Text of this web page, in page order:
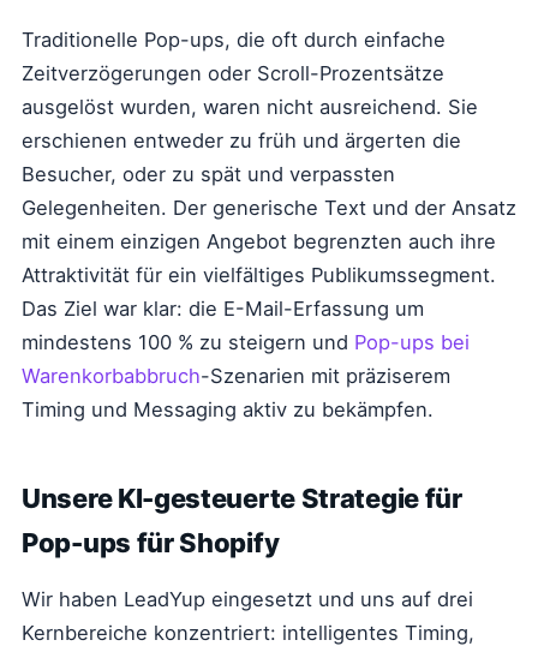
Traditionelle Pop-ups, die oft durch einfache
Zeitverzögerungen oder Scroll-Prozentsätze
ausgelöst wurden, waren nicht ausreichend. Sie
erschienen entweder zu früh und ärgerten die
Besucher, oder zu spät und verpassten
Gelegenheiten. Der generische Text und der Ansatz
mit einem einzigen Angebot begrenzten auch ihre
Attraktivität für ein vielfältiges Publikumssegment.
Das Ziel war klar: die E-Mail-Erfassung um
mindestens 100 % zu steigern und Pop-ups bei
Warenkorbabbruch-Szenarien mit präziserem
Timing und Messaging aktiv zu bekämpfen.
Unsere KI-gesteuerte Strategie für
Pop-ups für Shopify
Wir haben LeadYup eingesetzt und uns auf drei
Kernbereiche konzentriert: intelligentes Timing,